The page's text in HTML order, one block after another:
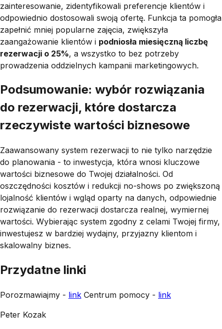
zainteresowanie, zidentyfikowali preferencje klientów i
odpowiednio dostosowali swoją ofertę. Funkcja ta pomogła
zapełnić mniej popularne zajęcia, zwiększyła
zaangażowanie klientów i podniosła miesięczną liczbę
rezerwacji o 25%, a wszystko to bez potrzeby
prowadzenia oddzielnych kampanii marketingowych.
Podsumowanie: wybór rozwiązania
do rezerwacji, które dostarcza
rzeczywiste wartości biznesowe
Zaawansowany system rezerwacji to nie tylko narzędzie
do planowania - to inwestycja, która wnosi kluczowe
wartości biznesowe do Twojej działalności. Od
oszczędności kosztów i redukcji no-shows po zwiększoną
lojalność klientów i wgląd oparty na danych, odpowiednie
rozwiązanie do rezerwacji dostarcza realnej, wymiernej
wartości. Wybierając system zgodny z celami Twojej firmy,
inwestujesz w bardziej wydajny, przyjazny klientom i
skalowalny biznes.
Przydatne linki
Porozmawiajmy - link Centrum pomocy - link
Peter Kozak